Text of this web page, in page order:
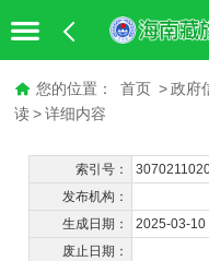
您的位置： 首页 > 政府
读 > 详细内容
索引号：
发布机构：
生成日期：
2025-03-10
废止日期：